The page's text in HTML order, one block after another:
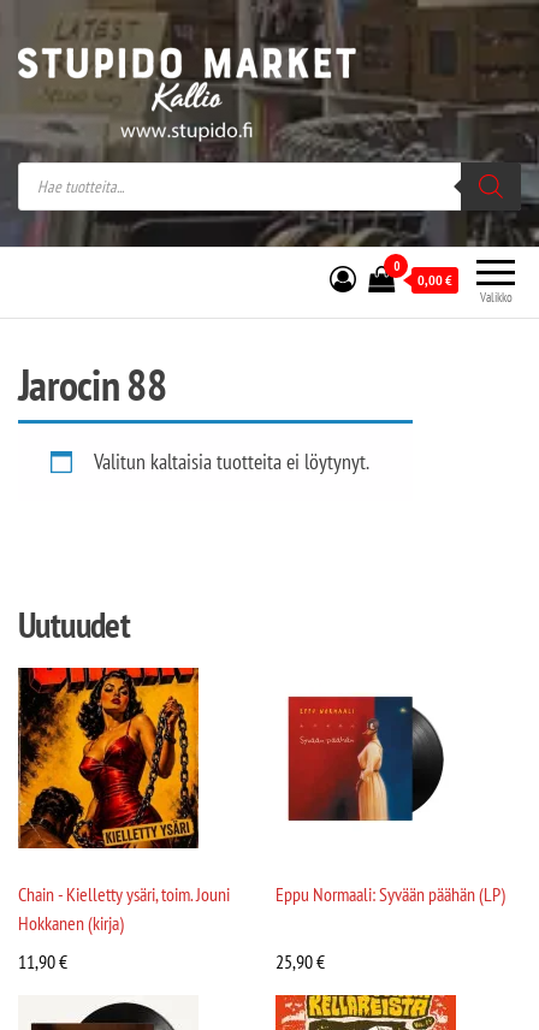
Stupido Market – verkossa ja kivijalassa
Stupido Market on vaihtoehtomusaan
erikoistunut verkko- sekä
kivijalkakauppa Helsingissä Kallion
sydämessä.
Valikko
0
0,00€
Jarocin 88
Valitun kaltaisia tuotteita ei löytynyt.
Uutuudet
Chain - Kielletty ysäri, toim. Jouni
Hokkanen (kirja)
11,90€
Eppu Normaali: Syvään päähän (LP)
25,90€